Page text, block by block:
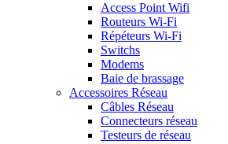
Access Point Wifi
Routeurs Wi-Fi
Répéteurs Wi-Fi
Switchs
Modems
Baie de brassage
Accessoires Réseau
Câbles Réseau
Connecteurs réseau
Testeurs de réseau